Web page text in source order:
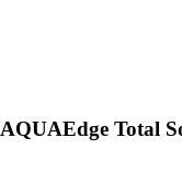
AQUAEdge Total